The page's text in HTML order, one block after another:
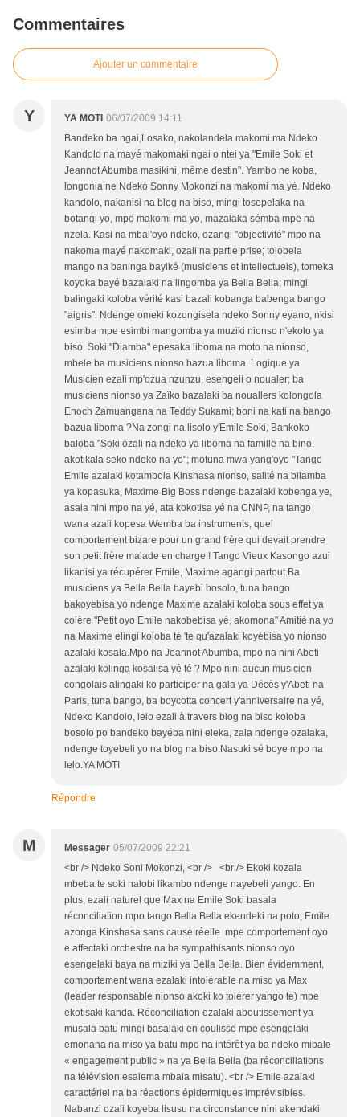
Commentaires
Ajouter un commentaire
Y YA MOTI 06/07/2009 14:11
Bandeko ba ngai,Losako, nakolandela makomi ma Ndeko
Kandolo na mayé makomaki ngai o ntei ya "Emile Soki et
Jeannot Abumba masikini, même destin". Yambo ne koba,
longonia ne Ndeko Sonny Mokonzi na makomi ma yé. Ndeko
kandolo, nakanisi na blog na biso, mingi tosepelaka na
botangi yo, mpo makomi ma yo, mazalaka sémba mpe na
nzela. Kasi na mbal'oyo ndeko, ozangi "objectivité" mpo na
nakoma mayé nakomaki, ozali na partie prise; tolobela
mango na baninga bayiké (musiciens et intellectuels), tomeka
koyoka bayé bazalaki na lingomba ya Bella Bella; mingi
balingaki koloba vérité kasi bazali kobanga babenga bango
"aigris". Ndenge omeki kozongisela ndeko Sonny eyano, nkisi
esimba mpe esimbi mangomba ya muziki nionso n'ekolo ya
biso. Soki "Diamba" epesaka liboma na moto na nionso,
mbele ba musiciens nionso bazua liboma. Logique ya
Musicien ezali mp'ozua nzunzu, esengeli o noualer; ba
musiciens nionso ya Zaïko bazalaki ba nouallers kolongola
Enoch Zamuangana na Teddy Sukami; boni na kati na bango
bazua liboma ?Na zongi na lisolo y'Emile Soki, Bankoko
baloba "Soki ozali na ndeko ya liboma na famille na bino,
akotikala seko ndeko na yo"; motuna mwa yang'oyo "Tango
Emile azalaki kotambola Kinshasa nionso, salité na bilamba
ya kopasuka, Maxime Big Boss ndenge bazalaki kobenga ye,
asala nini mpo na yé, ata kokotisa yé na CNNP, na tango
wana azali kopesa Wemba ba instruments, quel
comportement bizare pour un grand frère qui devait prendre
son petit frère malade en charge ! Tango Vieux Kasongo azui
likanisi ya récupérer Emile, Maxime agangi partout.Ba
musiciens ya Bella Bella bayebi bosolo, tuna bango
bakoyebisa yo ndenge Maxime azalaki koloba sous effet ya
colère "Petit oyo Emile nakobebisa yé, akomona" Amitié na yo
na Maxime elingi koloba té 'te qu'azalaki koyébisa yo nionso
azalaki kosala.Mpo na Jeannot Abumba, mpo na nini Abeti
azalaki kolinga kosalisa yé té ? Mpo nini aucun musicien
congolais alingaki ko participer na gala ya Décès y'Abeti na
Paris, tuna bango, ba boycotta concert y'anniversaire na yé,
Ndeko Kandolo, lelo ezali à travers blog na biso koloba
bosolo po bandeko bayéba nini eleka, zala ndenge ozalaka,
ndenge toyebeli yo na blog na biso.Nasuki sé boye mpo na
lelo.YA MOTI
Répondre
M Messager 05/07/2009 22:21
<br /> Ndeko Soni Mokonzi, <br /> <br /> Ekoki kozala
mbeba te soki nalobi likambo ndenge nayebeli yango. En
plus, ezali naturel que Max na Emile Soki basala
réconciliation mpo tango Bella Bella ekendeki na poto, Emile
azonga Kinshasa sans cause réelle mpe comportement oyo
e affectaki orchestre na ba sympathisants nionso oyo
esengelaki baya na miziki ya Bella Bella. Bien évidemment,
comportement wana ezalaki intolérable na miso ya Max
(leader responsable nionso akoki ko tolérer yango te) mpe
ekotisaki kanda. Réconciliation ezalaki aboutissement ya
musala batu mingi basalaki en coulisse mpe esengelaki
emonana na miso ya batu mpo na intérêt ya ba ndeko mibale
« engagement public » na ya Bella Bella (ba réconciliations
na télévision esalema mbala misatu). <br /> Emile azalaki
caractériel na ba réactions épidermiques imprévisibles.
Nabanzi ozali koyeba lisusu na circonstance nini akendaki